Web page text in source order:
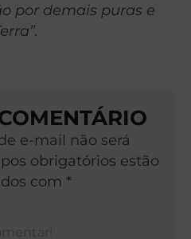
por demais puras e
e-mail não será
obrigatórios estão
com *